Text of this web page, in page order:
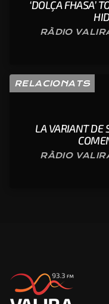
‘DOLÇA FHASA’
RÀDIO
RELACIONATS
LA VARIANT DE
RÀDIO